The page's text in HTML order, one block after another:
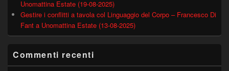
Unomattina Estate (19-08-2025)
Gestire i conflitti a tavola col Linguaggio del Corpo – Francesco Di
Fant a Unomattina Estate (13-08-2025)
Commenti recenti